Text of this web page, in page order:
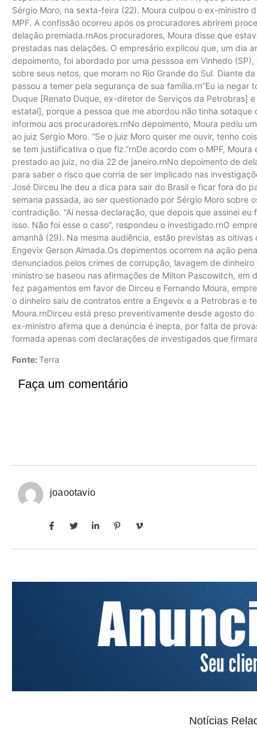
Sérgio Moro, na sexta-feira (22). Moura culpou o ex-ministro
MPF. A confissão ocorreu após os procuradores abrirem
delação premiada.rnAos procuradores, Moura disse que
prestadas nas delações. O empresário explicou que, um dia
depoimento, foi abordado por uma pesssoa em Vinhedo
sobre seus netos, que moram no Rio Grande do Sul. Diante
passou a temer pela segurança de sua família.rn”Eu ia
Duque [Renato Duque, ex-diretor de Serviços da Petrobras]
estatal], porque a pessoa que me abordou não tinha sotaque
informou aos procuradores.rnNo depoimento, Moura pediu
ao juiz Sergio Moro. “Se o juiz Moro quiser me ouvir, tenho
se tem justiificativa o que fiz.”rnDe acordo com o MPF,
prestado ao juiz, no dia 22 de janeiro.rnNo depoimento de
para saber o risco que corria de ser implicado nas
José Dirceu lhe deu a dica para sair do Brasil e ficar fora do
semana passada, ao ser questionado por Sérgio Moro sobre
contradição. “Aí nessa declaração, que depois que assinei
isso. Não foi esse o caso”, respondeu o investigado.rnO
amanhã (29). Na mesma audiência, estão previstas as
Engevix Gerson Almada.Os depimentos ocorrem na ação
denunciados pelos crimes de corrupção, lavagem de
ministro se baseou nas afirmações de Milton Pascowitch,
fez pagamentos em favor de Dirceu e Fernando Moura,
o dinheiro saiu de contratos entre a Engevix e a Petrobras e
Moura.rnDirceu está preso preventivamente desde agosto
ex-ministro afirma que a denúncia é inepta, por falta de
formada apenas com declarações de investigados que
Fonte: Terra
Faça um comentário
joaootavio
Notícias